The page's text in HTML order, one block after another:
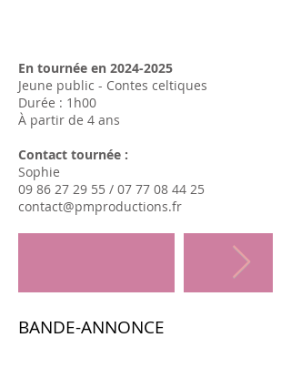
En tournée en 2024-2025
Jeune public - Contes celtiques
Durée : 1h00
​À partir de 4 ans
Contact tournée :
Sophie
09 86 27 29 55 / 07 77 08 44 25
contact@pmproductions.fr
BANDE-ANNONCE